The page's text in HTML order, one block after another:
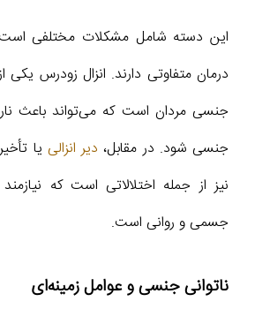
این دسته شامل مشکلات مختلفی
درمان متفاوتی دارند. انزال زودرس
جنسی مردان است که می‌تواند باعث
جنسی شود. در مقابل، دیر انزالی یا
نیز از جمله اختلالاتی است که
جسمی و روانی است.
ناتوانی جنسی و عوامل زمینه‌ای